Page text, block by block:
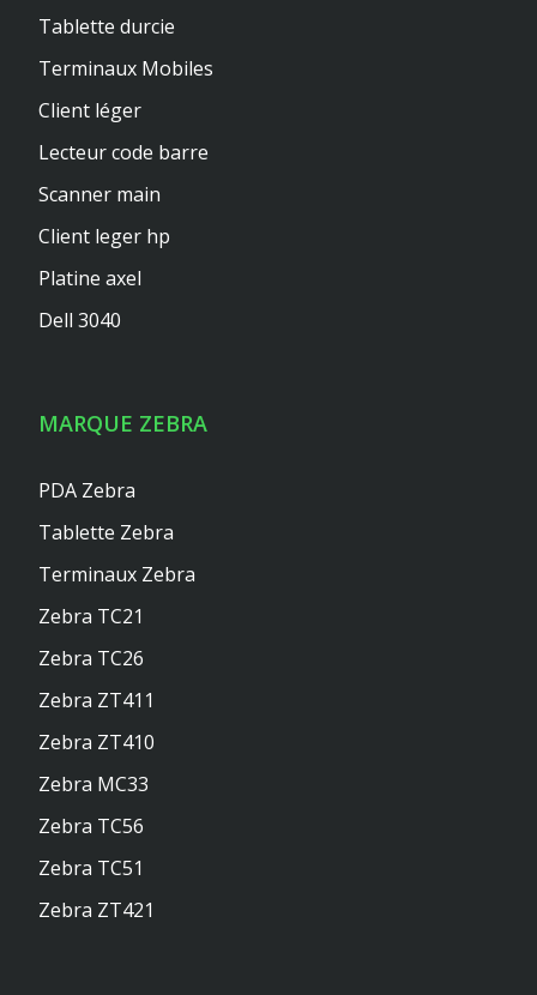
Tablette durcie
Terminaux Mobiles
Client léger
Lecteur code barre
Scanner main
Client leger hp
Platine axel
Dell 3040
MARQUE ZEBRA
PDA Zebra
Tablette Zebra
Terminaux Zebra
Zebra TC21
Zebra TC26
Zebra ZT411
Zebra ZT410
Zebra MC33
Zebra TC56
Zebra TC51
Zebra ZT421